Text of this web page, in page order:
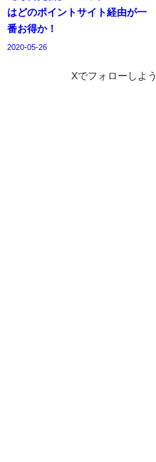
はどのポイントサイト経由が一
番お得か！
2020-05-26
Xでフォローしよう